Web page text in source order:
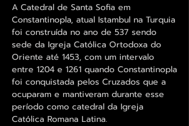
A Catedral de Santa Sofia em
Constantinopla, atual Istambul na Turquia
foi construída no ano de 537 sendo
sede da Igreja Católica Ortodoxa do
Oriente até 1453, com um intervalo
entre 1204 e 1261 quando Constantinopla
foi conquistada pelos Cruzados que a
ocuparam e mantiveram durante esse
período como catedral da Igreja
Católica Romana Latina.